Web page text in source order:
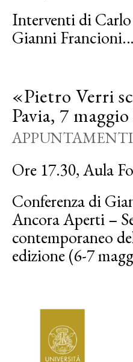
Interventi di
Gianni
«Pietro Verri
Pavia, 7
APPUNTAMENTI
Ore 17.30, Aula
Conferenza di
Ancora Aperti –
contemporaneo
edizione (6-7